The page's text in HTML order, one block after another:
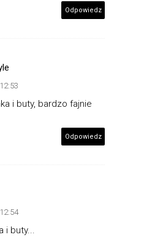
Odpowiedz
i buty, bardzo fajnie
Odpowiedz
i buty...